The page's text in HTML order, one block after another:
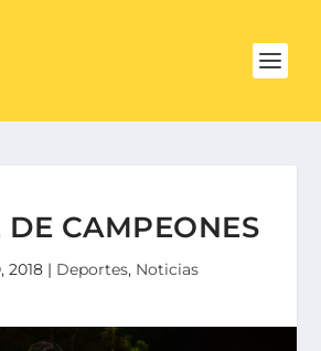
DE CAMPEONES
2018 | Deportes, Noticias